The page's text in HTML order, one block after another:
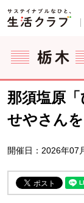
ページの先頭です。
ここからサイト内
サイト内共通メニ
サイト内共通メニ
那須塩原
せやさん
開催日：2026年07